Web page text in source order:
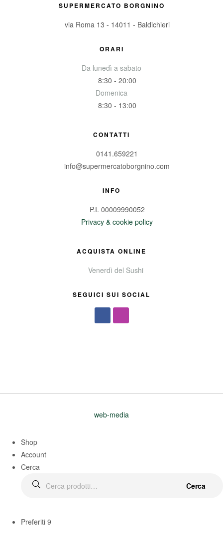
SUPERMERCATO BORGNINO
via Roma 13 - 14011 - Baldichieri
ORARI
Da lunedì a sabato
8:30 - 20:00
Domenica
8:30 - 13:00
CONTATTI
0141.659221
info@supermercatoborgnino.com
INFO
P.I. 00009990052
Privacy & cookie policy
ACQUISTA ONLINE
Venerdì del Sushi
SEGUICI SUI SOCIAL
web-media
Shop
Account
Cerca
Cerca
Preferiti 9